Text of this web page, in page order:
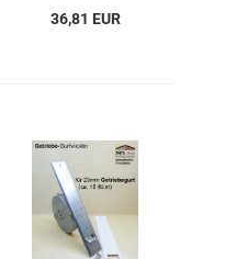
36,81 EUR